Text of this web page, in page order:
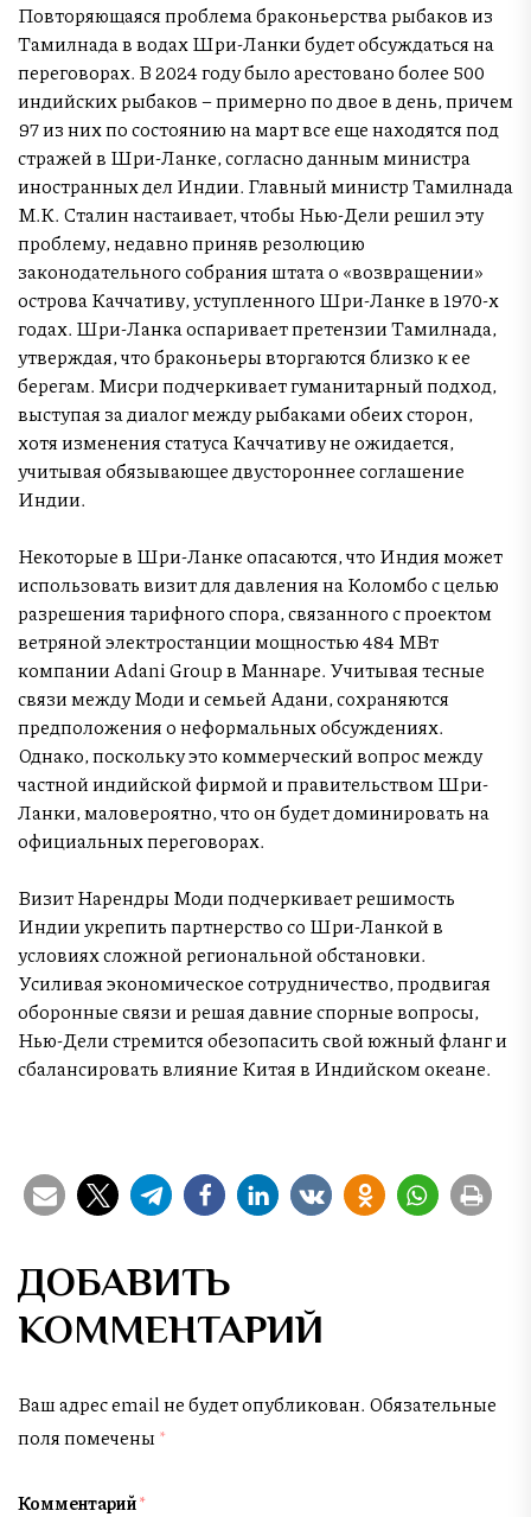
Повторяющаяся проблема браконьерства рыбаков из
Тамилнада в водах Шри-Ланки будет обсуждаться на
переговорах. В 2024 году было арестовано более 500
индийских рыбаков – примерно по двое в день, причем
97 из них по состоянию на март все еще находятся под
стражей в Шри-Ланке, согласно данным министра
иностранных дел Индии. Главный министр Тамилнада
М.К. Сталин настаивает, чтобы Нью-Дели решил эту
проблему, недавно приняв резолюцию
законодательного собрания штата о «возвращении»
острова Каччативу, уступленного Шри-Ланке в 1970-х
годах. Шри-Ланка оспаривает претензии Тамилнада,
утверждая, что браконьеры вторгаются близко к ее
берегам. Мисри подчеркивает гуманитарный подход,
выступая за диалог между рыбаками обеих сторон,
хотя изменения статуса Каччативу не ожидается,
учитывая обязывающее двустороннее соглашение
Индии.
Некоторые в Шри-Ланке опасаются, что Индия может
использовать визит для давления на Коломбо с целью
разрешения тарифного спора, связанного с проектом
ветряной электростанции мощностью 484 МВт
компании Adani Group в Маннаре. Учитывая тесные
связи между Моди и семьей Адани, сохраняются
предположения о неформальных обсуждениях.
Однако, поскольку это коммерческий вопрос между
частной индийской фирмой и правительством Шри-
Ланки, маловероятно, что он будет доминировать на
официальных переговорах.
Визит Нарендры Моди подчеркивает решимость
Индии укрепить партнерство со Шри-Ланкой в
условиях сложной региональной обстановки.
Усиливая экономическое сотрудничество, продвигая
оборонные связи и решая давние спорные вопросы,
Нью-Дели стремится обезопасить свой южный фланг и
сбалансировать влияние Китая в Индийском океане.
ДОБАВИТЬ
КОММЕНТАРИЙ
Ваш адрес email не будет опубликован. Обязательные
поля помечены *
Комментарий*